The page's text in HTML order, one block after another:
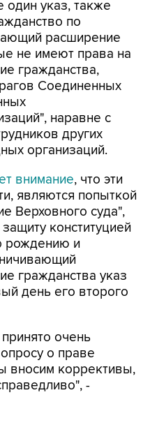
расширение
не имеют права на
гражданства,
Соединенных
наравне с
других
организаций.
внимание, что эти
Верховного суда",
конституцией
рождению и
гражданства указ
день его второго
очень
вносим коррективы,
-
указа